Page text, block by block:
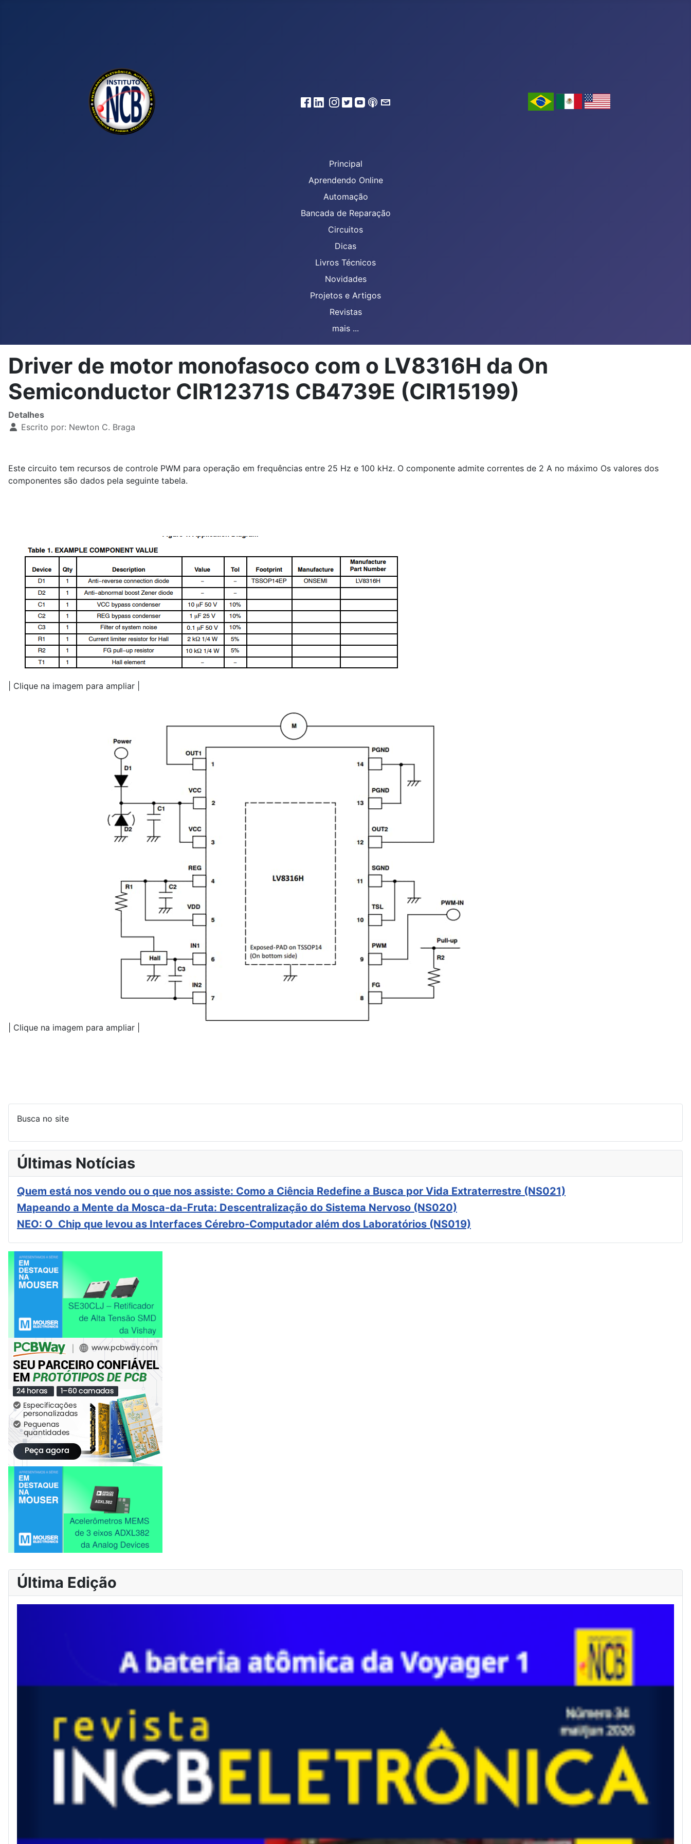
Principal
Aprendendo Online
Automação
Bancada de Reparação
Circuitos
Dicas
Livros Técnicos
Novidades
Projetos e Artigos
Revistas
mais ...
Driver de motor monofasoco com o LV8316H da On
Semiconductor CIR12371S CB4739E (CIR15199)
Detalhes
Escrito por: Newton C. Braga
Este circuito tem recursos de controle PWM para operação em frequências entre 25 Hz e 100 kHz. O componente admite correntes de 2 A no máximo Os valores dos
componentes são dados pela seguinte tabela.
| Clique na imagem para ampliar |
| Clique na imagem para ampliar |
Busca no site
Últimas Notícias
Quem está nos vendo ou o que nos assiste: Como a Ciência Redefine a Busca por Vida Extraterrestre (NS021)
Mapeando a Mente da Mosca-da-Fruta: Descentralização do Sistema Nervoso (NS020)
NEO: O Chip que levou as Interfaces Cérebro-Computador além dos Laboratórios (NS019)
Última Edição